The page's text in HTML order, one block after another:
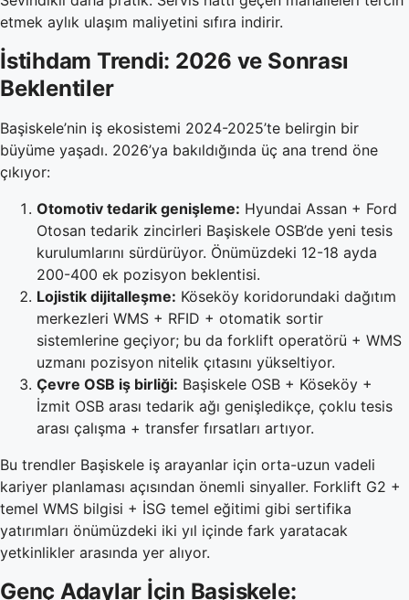
etmek aylık ulaşım maliyetini sıfıra indirir.
İstihdam Trendi: 2026 ve Sonrası
Beklentiler
Başiskele’nin iş ekosistemi 2024-2025’te belirgin bir
büyüme yaşadı. 2026’ya bakıldığında üç ana trend öne
çıkıyor:
Otomotiv tedarik genişleme: Hyundai Assan + Ford
Otosan tedarik zincirleri Başiskele OSB’de yeni tesis
kurulumlarını sürdürüyor. Önümüzdeki 12-18 ayda
200-400 ek pozisyon beklentisi.
Lojistik dijitalleşme: Köseköy koridorundaki dağıtım
merkezleri WMS + RFID + otomatik sortir
sistemlerine geçiyor; bu da forklift operatörü + WMS
uzmanı pozisyon nitelik çıtasını yükseltiyor.
Çevre OSB iş birliği: Başiskele OSB + Köseköy +
İzmit OSB arası tedarik ağı genişledikçe, çoklu tesis
arası çalışma + transfer fırsatları artıyor.
Bu trendler Başiskele iş arayanlar için orta-uzun vadeli
kariyer planlaması açısından önemli sinyaller. Forklift G2 +
temel WMS bilgisi + İSG temel eğitimi gibi sertifika
yatırımları önümüzdeki iki yıl içinde fark yaratacak
yetkinlikler arasında yer alıyor.
Genç Adaylar İçin Başiskele: